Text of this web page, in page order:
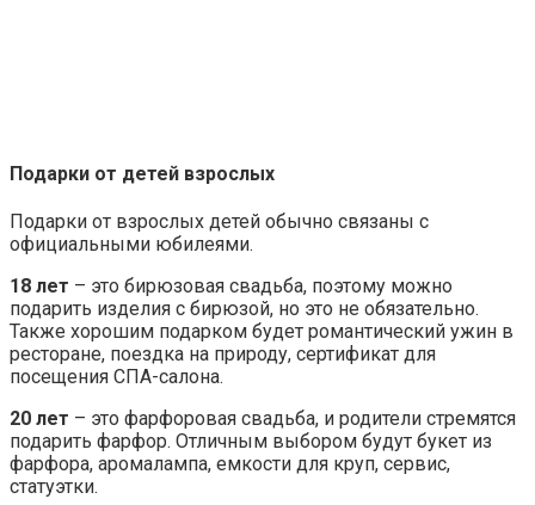
Подарки от детей взрослых
Подарки от взрослых детей обычно связаны с
официальными юбилеями.
18 лет – это бирюзовая свадьба, поэтому можно
подарить изделия с бирюзой, но это не обязательно.
Также хорошим подарком будет романтический ужин в
ресторане, поездка на природу, сертификат для
посещения СПА-салона.
20 лет – это фарфоровая свадьба, и родители стремятся
подарить фарфор. Отличным выбором будут букет из
фарфора, аромалампа, емкости для круп, сервис,
статуэтки.